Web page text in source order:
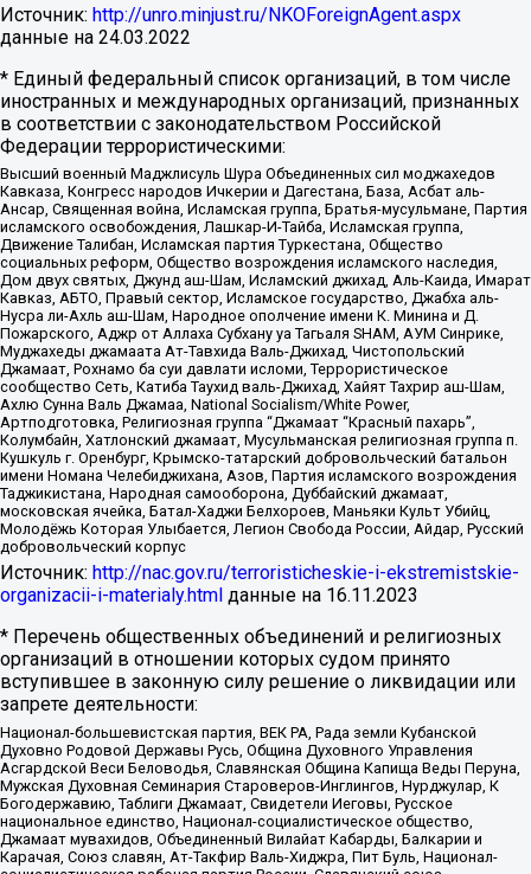
Источник: http://unro.minjust.ru/NKOForeignAgent.aspx
данные на 24.03.2022
* Единый федеральный список организаций, в том числе
иностранных и международных организаций, признанных
в соответствии с законодательством Российской
Федерации террористическими:
Высший военный Маджлисуль Шура Объединенных сил моджахедов
Кавказа, Конгресс народов Ичкерии и Дагестана, База, Асбат аль-
Ансар, Священная война, Исламская группа, Братья-мусульмане, Партия
исламского освобождения, Лашкар-И-Тайба, Исламская группа,
Движение Талибан, Исламская партия Туркестана, Общество
социальных реформ, Общество возрождения исламского наследия,
Дом двух святых, Джунд аш-Шам, Исламский джихад, Аль-Каида, Имарат
Кавказ, АБТО, Правый сектор, Исламское государство, Джабха аль-
Нусра ли-Ахль аш-Шам, Народное ополчение имени К. Минина и Д.
Пожарского, Аджр от Аллаха Субхану уа Тагьаля SHAM, АУМ Синрике,
Муджахеды джамаата Ат-Тавхида Валь-Джихад, Чистопольский
Джамаат, Рохнамо ба суи давлати исломи, Террористическое
сообщество Сеть, Катиба Таухид валь-Джихад, Хайят Тахрир аш-Шам,
Ахлю Сунна Валь Джамаа, National Socialism/White Power,
Артподготовка, Религиозная группа “Джамаат “Красный пахарь”,
Колумбайн, Хатлонский джамаат, Мусульманская религиозная группа п.
Кушкуль г. Оренбург, Крымско-татарский добровольческий батальон
имени Номана Челебиджихана, Азов, Партия исламского возрождения
Таджикистана, Народная самооборона, Дуббайский джамаат,
московская ячейка, Батал-Хаджи Белхороев, Маньяки Культ Убийц,
Молодёжь Которая Улыбается, Легион Свобода России, Айдар, Русский
добровольческий корпус
Источник: http://nac.gov.ru/terroristicheskie-i-ekstremistskie-
organizacii-i-materialy.html данные на 16.11.2023
* Перечень общественных объединений и религиозных
организаций в отношении которых судом принято
вступившее в законную силу решение о ликвидации или
запрете деятельности:
Национал-большевистская партия, ВЕК РА, Рада земли Кубанской
Духовно Родовой Державы Русь, Община Духовного Управления
Асгардской Веси Беловодья, Славянская Община Капища Веды Перуна,
Мужская Духовная Семинария Староверов-Инглингов, Нурджулар, К
Богодержавию, Таблиги Джамаат, Свидетели Иеговы, Русское
национальное единство, Национал-социалистическое общество,
Джамаат мувахидов, Объединенный Вилайат Кабарды, Балкарии и
Карачая, Союз славян, Ат-Такфир Валь-Хиджра, Пит Буль, Национал-